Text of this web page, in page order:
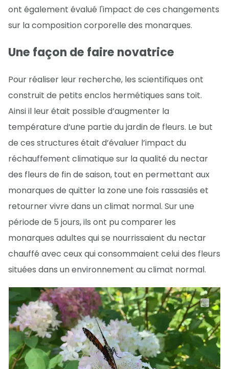
ont également évalué l'impact de ces changements
sur la composition corporelle des monarques.
Une façon de faire novatrice
Pour réaliser leur recherche, les scientifiques ont
construit de petits enclos hermétiques sans toit.
Ainsi il leur était possible d’augmenter la
température d’une partie du jardin de fleurs. Le but
de ces structures était d’évaluer l’impact du
réchauffement climatique sur la qualité du nectar
des fleurs de fin de saison, tout en permettant aux
monarques de quitter la zone une fois rassasiés et
retourner vivre dans un climat normal. Sur une
période de 5 jours, ils ont pu comparer les
monarques adultes qui se nourrissaient du nectar
chauffé avec ceux qui consommaient celui des fleurs
situées dans un environnement au climat normal.